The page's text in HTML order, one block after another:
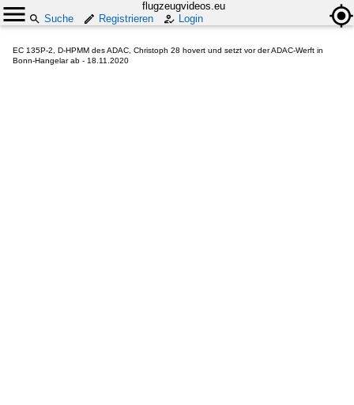
flugzeugvideos.eu
Suche
Registrieren Login
EC 135P-2, D-HPMM des ADAC, Christoph 28 hovert und setzt vor der ADAC-Werft in
Bonn-Hangelar ab - 18.11.2020